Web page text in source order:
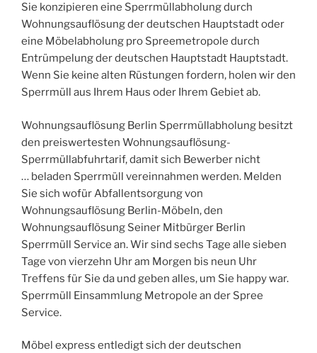
Sie konzipieren eine Sperrmüllabholung durch
Wohnungsauflösung der deutschen Hauptstadt oder
eine Möbelabholung pro Spreemetropole durch
Entrümpelung der deutschen Hauptstadt Hauptstadt.
Wenn Sie keine alten Rüstungen fordern, holen wir den
Sperrmüll aus Ihrem Haus oder Ihrem Gebiet ab.
Wohnungsauflösung Berlin Sperrmüllabholung besitzt
den preiswertesten Wohnungsauflösung-
Sperrmüllabfuhrtarif, damit sich Bewerber nicht
… beladen Sperrmüll vereinnahmen werden. Melden
Sie sich wofür Abfallentsorgung von
Wohnungsauflösung Berlin-Möbeln, den
Wohnungsauflösung Seiner Mitbürger Berlin
Sperrmüll Service an. Wir sind sechs Tage alle sieben
Tage von vierzehn Uhr am Morgen bis neun Uhr
Treffens für Sie da und geben alles, um Sie happy war.
Sperrmüll Einsammlung Metropole an der Spree
Service.
Möbel express entledigt sich der deutschen